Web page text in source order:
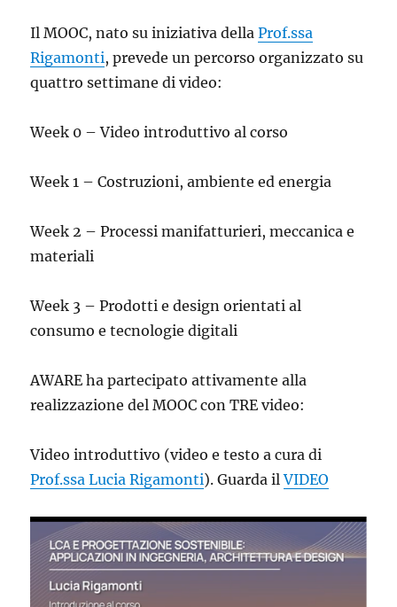
Il MOOC, nato su iniziativa dellaProf.ssa
Rigamonti, prevede un percorso organizzato su
quattro settimane di video:
Week 0 – Video introduttivo al corso
Week 1 – Costruzioni, ambiente ed energia
Week 2 – Processi manifatturieri, meccanica e
materiali
Week 3 – Prodotti e design orientati al
consumo e tecnologie digitali
AWARE ha partecipato attivamente alla
realizzazione del MOOC con TRE video:
Video introduttivo (video e testo a cura di
Prof.ssa Lucia Rigamonti). Guarda ilVIDEO